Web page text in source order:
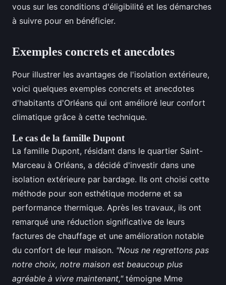
vous sur les conditions d'éligibilité et les démarches
à suivre pour en bénéficier.
Exemples concrets et anecdotes
Pour illustrer les avantages de l'isolation extérieure,
voici quelques exemples concrets et anecdotes
d'habitants d'Orléans qui ont amélioré leur confort
climatique grâce à cette technique.
Le cas de la famille Dupont
La famille Dupont, résidant dans le quartier Saint-
Marceau à Orléans, a décidé d'investir dans une
isolation extérieure par bardage. Ils ont choisi cette
méthode pour son esthétique moderne et sa
performance thermique. Après les travaux, ils ont
remarqué une réduction significative de leurs
factures de chauffage et une amélioration notable
du confort de leur maison. "Nous ne regrettons pas
notre choix, notre maison est beaucoup plus
agréable à vivre maintenant,"témoigne Mme